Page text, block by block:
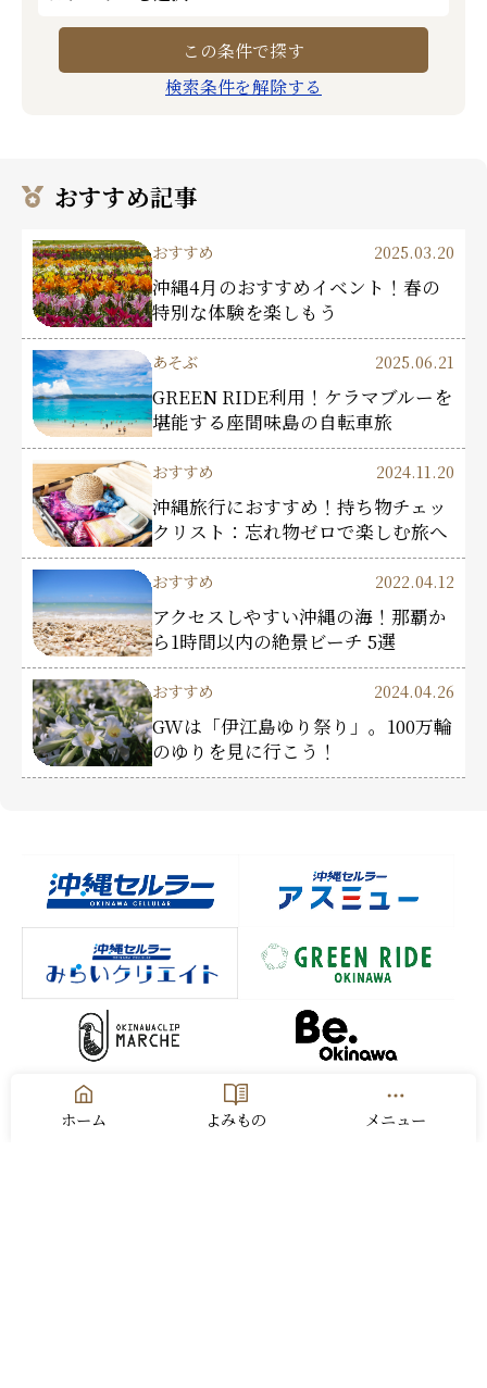
検索条件を解除する
おすすめ記事
おすすめ 2025.03.20
沖縄4月のおすすめイベント！春の
特別な体験を楽しもう
あそぶ 2025.06.21
GREEN RIDE利用！ケラマブルーを
堪能する座間味島の自転車旅
おすすめ 2024.11.20
沖縄旅行におすすめ！持ち物チェッ
クリスト：忘れ物ゼロで楽しむ旅へ
おすすめ 2022.04.12
アクセスしやすい沖縄の海！那覇か
ら1時間以内の絶景ビーチ 5選
おすすめ 2024.04.26
GWは「伊江島ゆり祭り」。100万輪
のゆりを見に行こう！
ホーム よみもの メニュー